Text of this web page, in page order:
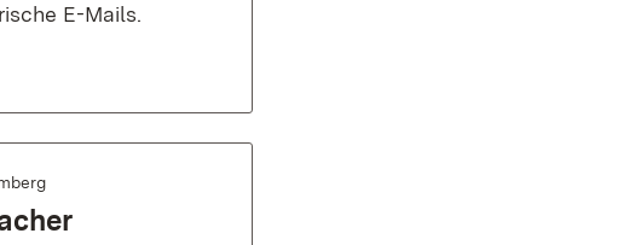
E-Mails.